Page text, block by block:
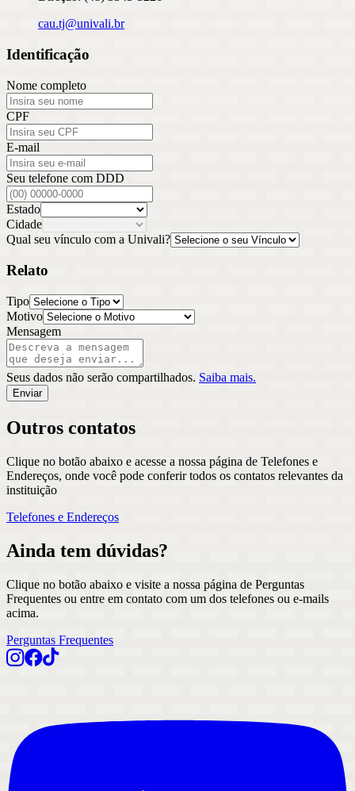
cau.tj@univali.br
Identificação
Nome completo
CPF
E-mail
Seu telefone com DDD
Estado
Cidade
Qual seu vínculo com a Univali?
Relato
Tipo
Motivo
Mensagem
Seus dados não serão compartilhados. Saiba mais.
Enviar
Outros contatos
Clique no botão abaixo e acesse a nossa página de Telefones e
Endereços, onde você pode conferir todos os contatos relevantes da
instituição
Telefones e Endereços
Ainda tem dúvidas?
Clique no botão abaixo e visite a nossa página de Perguntas
Frequentes ou entre em contato com um dos telefones ou e-mails
acima.
Perguntas Frequentes